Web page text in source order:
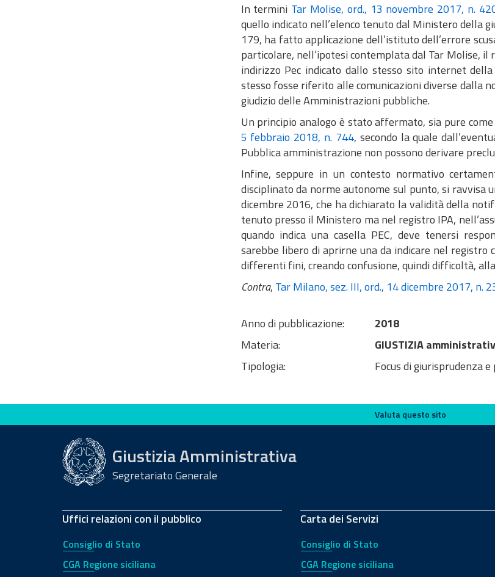
In termini Tar Molise, ord., 13 novembre 2017, n.
quello indicato nell’elenco tenuto dal Ministero della
179, ha fatto applicazione dell’istituto dell’errore
particolare, nell’ipotesi contemplata dal Tar Molise,
indirizzo Pec indicato dallo stesso sito internet
stesso fosse riferito alle comunicazioni diverse dalla
giudizio delle Amministrazioni pubbliche.
Un principio analogo è stato affermato, sia pure come
5 febbraio 2018, n. 744, secondo la quale
Pubblica amministrazione non possono derivare
Infine, seppure in un contesto normativo
disciplinato da norme autonome sul punto, si ravvisa
dicembre 2016, che ha dichiarato la validità della
tenuto presso il Ministero ma nel registro IPA,
quando indica una casella PEC, deve tenersi
sarebbe libero di aprirne una da indicare nel
differenti fini, creando confusione, quindi difficoltà,
Contra, Tar Milano, sez. III, ord., 14 dicembre 2017, n.
Anno di pubblicazione:
2018
Materia:
GIUSTIZIA
Tipologia:
Focus di giurisprudenza
Valuta questo sito Valuta questo sito
Giustizia Amministrativa
Segretariato Generale
Uffici relazioni con il pubblico
Consiglio di Stato
CGA Regione siciliana
Carta dei Servizi
Consiglio di Stato
CGA Regione siciliana